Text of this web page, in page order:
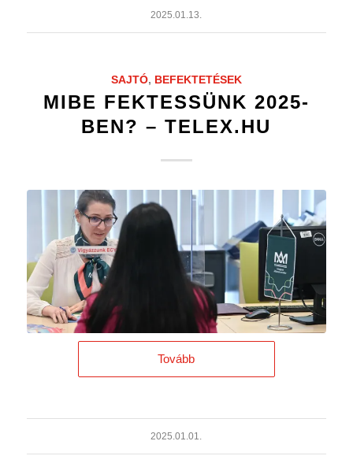
2025.01.13.
SAJTÓ, BEFEKTETÉSEK
MIBE FEKTESSÜNK 2025-
BEN? – TELEX.HU
Tovább
2025.01.01.